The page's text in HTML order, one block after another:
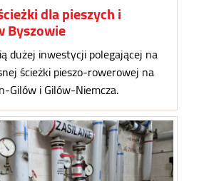
dla pieszych i
Byszowie
dużej inwestycji polegającej na
ścieżki pieszo-rowerowej na
Gilów i Gilów-Niemcza.